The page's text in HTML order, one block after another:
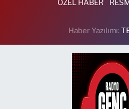
ÖZEL HABER
Haber Yazılımı: